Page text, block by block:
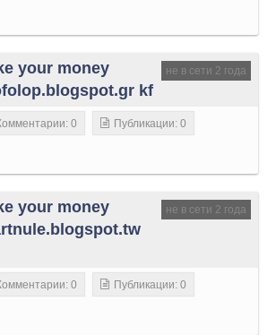
не в сети 2 года
your money
kf
0 Публикации: 0
не в сети 2 года
your money
0 Публикации: 0